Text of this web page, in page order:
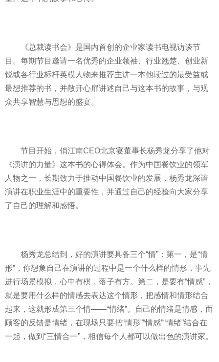
《总裁读书会》是国内首创的企业家读书电视访谈节
目。每期节目邀请一名优秀的企业领袖、行业翘楚、创业新
锐或各行业标杆英模人物来推荐主讲一本他读过的最受益或
最想推荐的书，并敞开心扉讲述自己与这本书的故事，与观
众共享智慧与思想的盛宴。
节目开始，俏江南CEO北京宴董事长杨秀龙分享了他对
《演讲的力量》这本书的心得体会。作为中国餐饮业的领军
人物之一，长期致力于推动中国餐饮业的发展，杨秀龙深谙
演讲在职业生涯中的重要性，并通过自己的经验向大家分享
了自己的理解和感悟。
杨秀龙总结到，好的演讲要具备三个“情”：第一，是“情
形”，你想象自己在演讲的过程中是一个什么样的情形，事先
进行场景模拟，心中有棋，落子有方。第二，是要有“情感”，
就是要用什么样的情感去表达这个情形，把感情和情形结合
起来，这就形成第三个情——“情绪”。自己的情绪是情感，而
顾客的反馈是情绪，在现场只要把“情形”“情感”“情绪”结合在
一起，做到“三情合一”，相信每个人都可以做出色的演讲家。